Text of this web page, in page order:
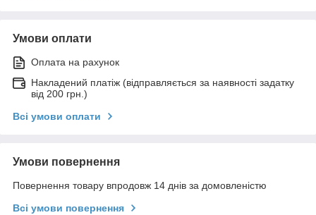
Умови оплати
Оплата на рахунок
Накладений платіж (відправляється за наявності задатку
від 200 грн.)
Всі умови оплати
Умови повернення
Повернення товару впродовж 14 днів за домовленістю
Всі умови повернення